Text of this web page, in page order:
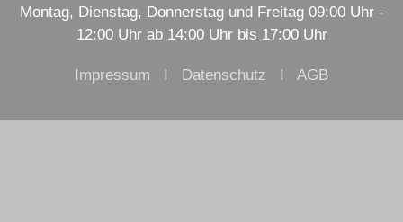
Montag, Dienstag, Donnerstag und Freitag 09:00 Uhr -
12:00 Uhr ab 14:00 Uhr bis 17:00 Uhr
Impressum I Datenschutz I AGB